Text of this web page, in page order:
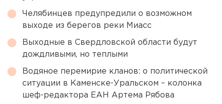
Челябинцев предупредили о возможном
выходе из берегов реки Миасс
Выходные в Свердловской области будут
дождливыми, но теплыми
Водяное перемирие кланов: о политической
ситуации в Каменске-Уральском – колонка
шеф-редактора ЕАН Артема Рябова